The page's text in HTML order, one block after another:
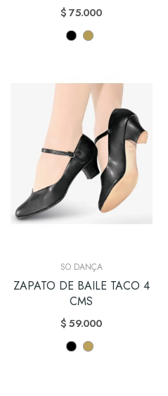
$ 75.000
SO DANÇA
ZAPATO DE BAILE TACO 4
CMS
$ 59.000